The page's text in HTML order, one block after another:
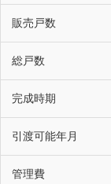
販売戸数
総戸数
完成時期
引渡可能年月
管理費